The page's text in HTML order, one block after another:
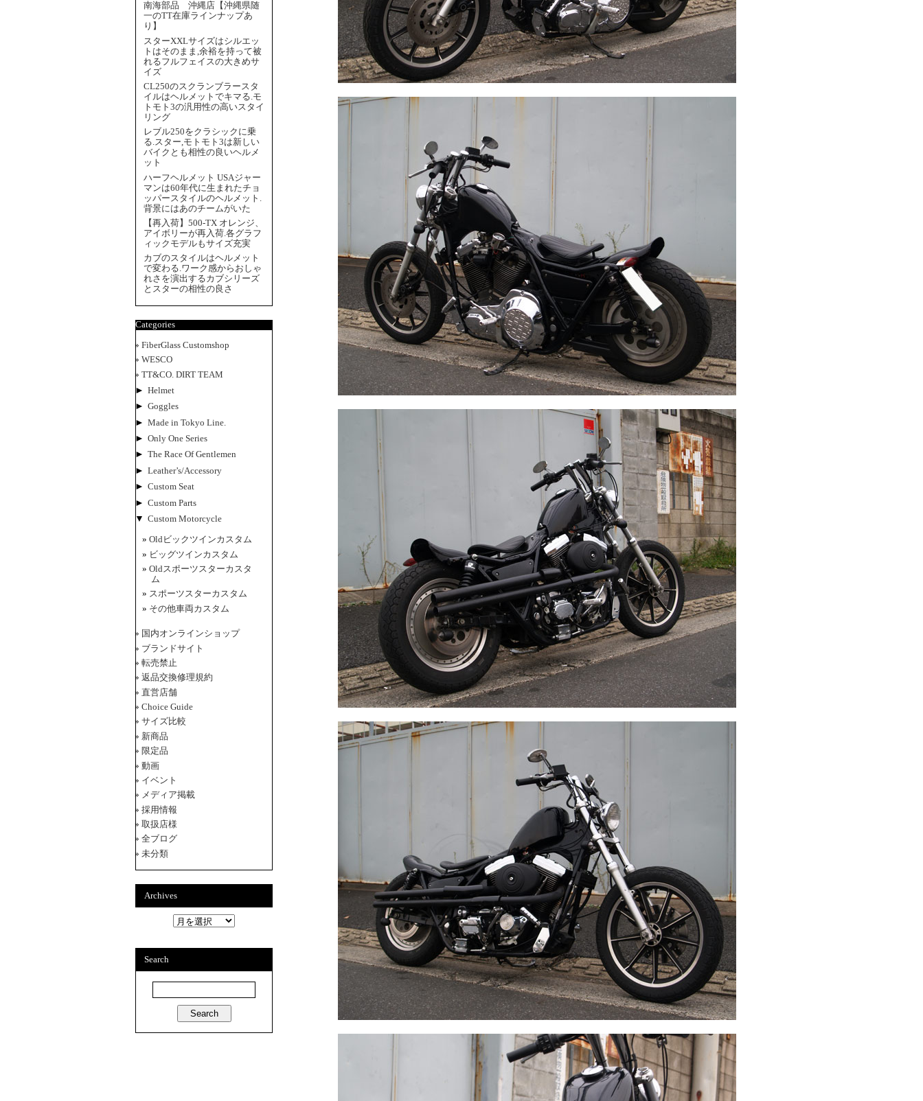
南海部品 沖縄店【沖縄県随
一のTT在庫ラインナップあ
り】
スターXXLサイズはシルエッ
トはそのまま,余裕を持って被
れるフルフェイスの大きめサ
イズ
CL250のスクランブラースタ
イルはヘルメットでキマる.モ
トモト3の汎用性の高いスタイ
リング
レブル250をクラシックに乗
る.スター,モトモト3は新しい
バイクとも相性の良いヘルメ
ット
ハーフヘルメット USAジャー
マンは60年代に生まれたチョ
ッパースタイルのヘルメット.
背景にはあのチームがいた
【再入荷】500-TX オレンジ、
アイボリーが再入荷.各グラフ
ィックモデルもサイズ充実
カブのスタイルはヘルメット
で変わる.ワーク感からおしゃ
れさを演出するカブシリーズ
とスターの相性の良さ
Categories
FiberGlass Customshop
WESCO
TT&CO. DIRT TEAM
► Helmet
► Goggles
► Made in Tokyo Line.
► Only One Series
► The Race Of Gentlemen
► Leather’s/Accessory
► Custom Seat
► Custom Parts
▼ Custom Motorcycle
Oldビックツインカスタム
ビッグツインカスタム
Oldスポーツスターカスタ
ム
スポーツスターカスタム
その他車両カスタム
国内オンラインショップ
ブランドサイト
転売禁止
返品交換修理規約
直営店舗
Choice Guide
サイズ比較
新商品
限定品
動画
イベント
メディア掲載
採用情報
取扱店様
全ブログ
未分類
Archives
h
v
Search